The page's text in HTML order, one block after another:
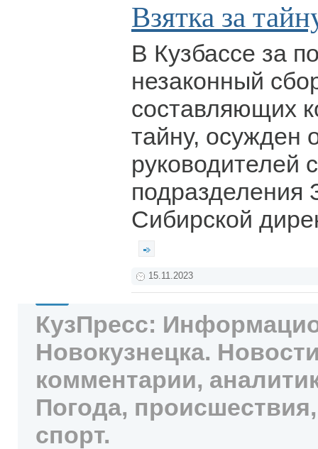
Взятка за
В Кузбассе за
незаконный
составляющих
тайну, осужден
руководителей
подразделения
Сибирской
15.11.2023
КузПресс:
Новокузнецка.
комментарии,
Погода,
спорт.